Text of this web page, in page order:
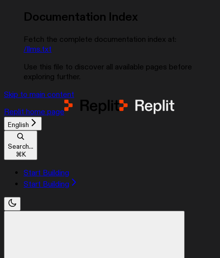
Documentation Index
Fetch the complete documentation index at:
/llms.txt
Use this file to discover all available pages before
exploring further.
Skip to main content
Replit home page
English
Search...
⌘K
Start Building
Start Building